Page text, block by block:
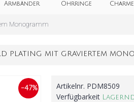
Armbänder Ohrringe Charme
Monogramm
PLATING MIT GRAVIERTEM
-47% Artikelnr. PDM8509
Verfügbarkeit